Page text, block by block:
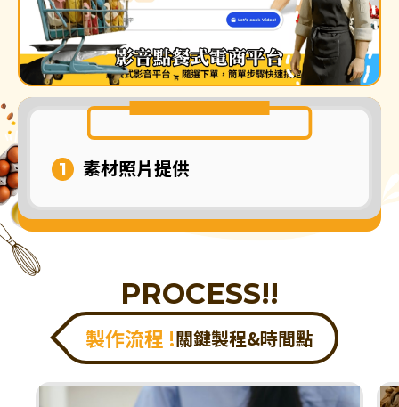
素材照片提供
PROCESS!!
製作流程 !關鍵製程&時間點